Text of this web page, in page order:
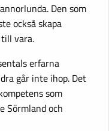
Den som
också skapa
vara.
erfarna
går inte ihop. Det
som
Sörmland och